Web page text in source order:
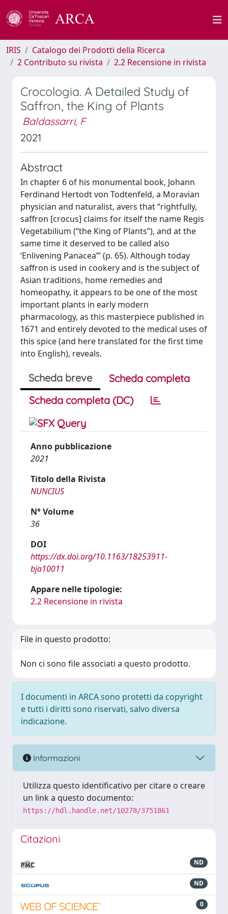
IRIS
Catalogo dei Prodotti della Ricerca
2 Contributo su rivista
2.2 Recensione in rivista
Crocologia. A Detailed Study of
Saffron, the King of Plants
Baldassarri, F
2021
Abstract
In chapter 6 of his monumental book, Johann
Ferdinand Hertodt von Todtenfeld, a Moravian
physician and naturalist, avers that “rightfully,
saffron [crocus] claims for itself the name Regis
Vegetabilium (“the King of Plants”), and at the
same time it deserved to be called also
‘Enlivening Panacea’” (p. 65). Although today
saffron is used in cookery and is the subject of
Asian traditions, home remedies and
homeopathy, it appears to be one of the most
important plants in early modern
pharmacology, as this masterpiece published in
1671 and entirely devoted to the medical uses of
this spice (and here translated for the first time
into English), reveals.
Scheda breve
Scheda completa
Scheda completa (DC)
Anno pubblicazione
2021
Titolo della Rivista
NUNCIUS
N° Volume
36
DOI
https://dx.doi.org/10.1163/18253911-
bja10011
Appare nelle tipologie:
2.2 Recensione in rivista
File in questo prodotto:
Non ci sono file associati a questo prodotto.
I documenti in ARCA sono protetti da copyright
e tutti i diritti sono riservati, salvo diversa
indicazione.
Informazioni
Utilizza questo identificativo per citare o creare
un link a questo documento:
https://hdl.handle.net/10278/3751861
Citazioni
ND
ND
0